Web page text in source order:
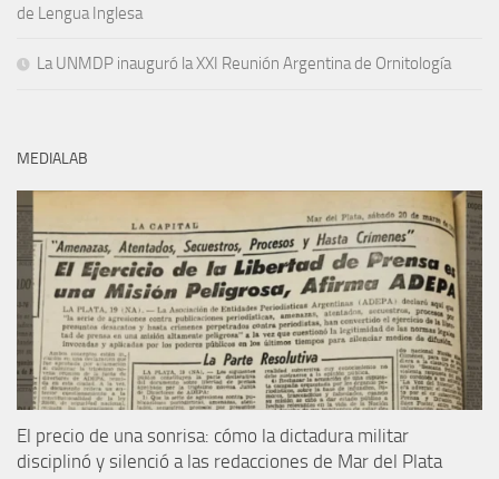
de Lengua Inglesa
La UNMDP inauguró la XXI Reunión Argentina de Ornitología
MEDIALAB
El precio de una sonrisa: cómo la dictadura militar
disciplinó y silenció a las redacciones de Mar del Plata